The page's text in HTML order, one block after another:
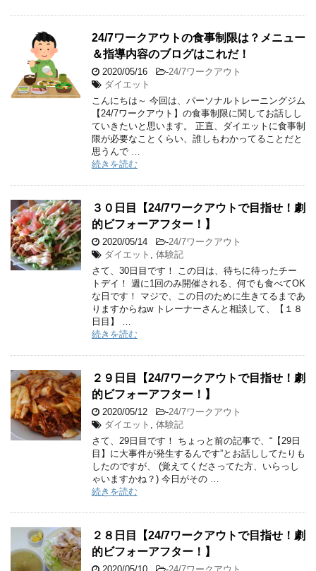
24/7ワークアウトの食事制限は？メニュー
＆指導内容のブログはこれだ！
2020/05/16 -24/7ワークアウト
ダイエット
こんにちは～ 今回は、パーソナルトレーニングジム
【24/7ワークアウト】の食事制限に関してお話しし
ていきたいと思います。 正直、ダイエットに食事制
限が必要なことくらい、誰しもわかってることだと
思うんで …
続きを読む
３０日目【24/7ワークアウトで目指せ！劇
的ビフォーアフター！】
2020/05/14 -24/7ワークアウト
ダイエット
体験記
さて、30日目です！ この日は、待ちに待ったチー
トデイ！ 週に1回のみ開催される、何でも食べてOK
な日です！ マジで、この日のために生きてるまであ
りますからねw トレーナーさんと相談して、【１８
日目】 …
続きを読む
２９日目【24/7ワークアウトで目指せ！劇
的ビフォーアフター！】
2020/05/12 -24/7ワークアウト
ダイエット
体験記
さて、29日目です！ ちょっと前の記事で、“【29日
目】に大事件が発生するんです”とお話ししてたりも
したのですが、 (覚えてくださってた方、いらっし
ゃいますかね？) 今日がその …
続きを読む
２８日目【24/7ワークアウトで目指せ！劇
的ビフォーアフター！】